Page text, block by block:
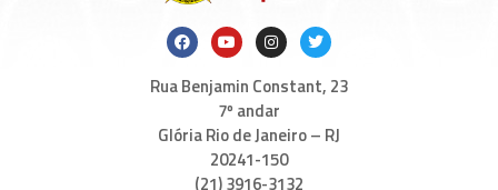
Rua Benjamin Constant, 23
7º andar
Glória Rio de Janeiro – RJ
20241-150
(21) 3916-3132